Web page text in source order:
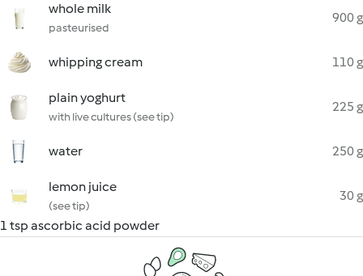
whole milk
pasteurised
900 g
whipping cream 110 g
plain yoghurt
with live cultures (see tip)
225 g
water 250 g
lemon juice
(see tip)
30 g
1 tsp ascorbic acid powder